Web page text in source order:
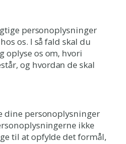
personoplysninger
os. I så fald skal du
oplyse os om, hvori
og hvordan de skal
dine personoplysninger
ikke
til at opfylde det formål,